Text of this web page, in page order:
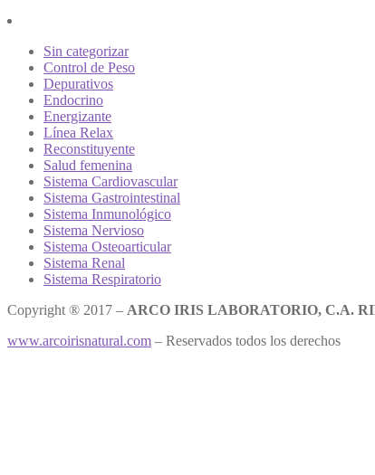
Sin categorizar
Control de Peso
Depurativos
Endocrino
Energizante
Línea Relax
Reconstituyente
Salud femenina
Sistema Cardiovascular
Sistema Gastrointestinal
Sistema Inmunológico
Sistema Nervioso
Sistema Osteoarticular
Sistema Renal
Sistema Respiratorio
Copyright ® 2017 – ARCO IRIS LABORATORIO, C.A.
www.arcoirisnatural.com – Reservados todos los derechos